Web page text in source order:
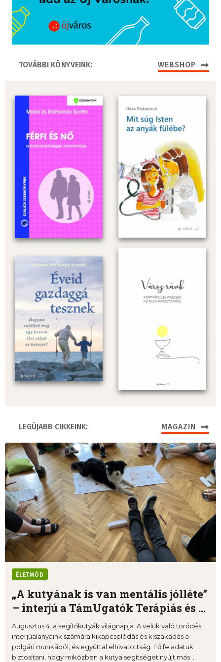
TOVÁBBI KÖNYVEINK: WEBSHOP
LEGÚJABB CIKKEINK: MAGAZIN
ÉLETMÓD
„A kutyának is van mentális jólléte”
– interjú a TámUgatók Terápiás és ...
Augusztus 4. a segítőkutyák világnapja. A velük való törődés
interjúalanyaink számára kikapcsolódás és kiszakadás a
polgári munkából, és egyúttal elhivatottság. Fő feladatuk
biztosítani, hogy miközben a kutya segítséget nyújt más ...